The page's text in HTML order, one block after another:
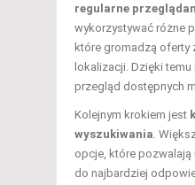
regularne
wykorzystywać różne
które gromadzą oferty
lokalizacji. Dzięki
przegląd dostępnych
Kolejnym krokiem jest
wyszukiwania .
opcje, które
do najbardziej